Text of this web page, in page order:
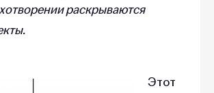
раскрываются
Этот